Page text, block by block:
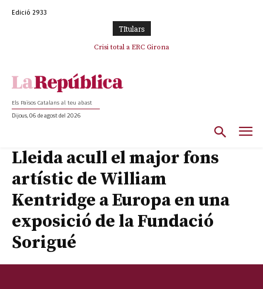
Edició 2933
TItulars
Crisi total a ERC Girona
Els Països Catalans al teu abast
Dijous, 06 de agost del 2026
Lleida acull el major fons
artístic de William
Kentridge a Europa en una
exposició de la Fundació
Sorigué